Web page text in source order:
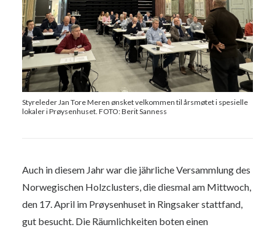
Styreleder Jan Tore Meren ønsket velkommen til årsmøtet i spesielle
lokaler i Prøysenhuset. FOTO: Berit Sanness
Auch in diesem Jahr war die jährliche Versammlung des
Norwegischen Holzclusters, die diesmal am Mittwoch,
den 17. April im Prøysenhuset in Ringsaker stattfand,
gut besucht. Die Räumlichkeiten boten einen